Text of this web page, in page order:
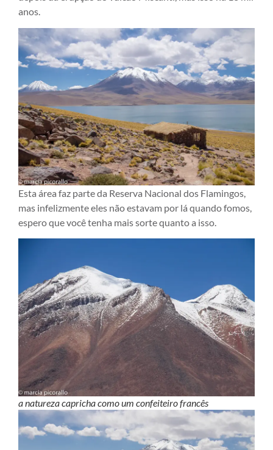
anos.
Esta área faz parte da Reserva Nacional dos Flamingos,
mas infelizmente eles não estavam por lá quando fomos,
espero que você tenha mais sorte quanto a isso.
a natureza capricha como um confeiteiro francês